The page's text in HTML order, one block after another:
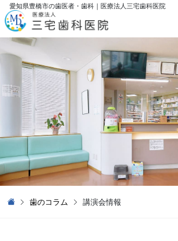
愛知県豊橋市の歯医者・歯科｜医療法⼈三宅⻭科医院
歯のコラム 講演会情報